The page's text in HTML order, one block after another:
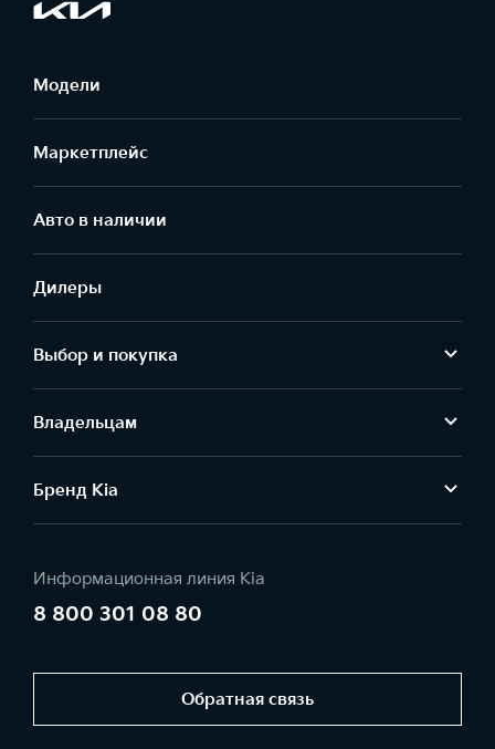
Модели
Маркетплейс
Aвто в наличии
Дилеры
Выбор и покупка
Владельцам
Бренд Kia
Информационная линия Kia
8 800 301 08 80
Обратная связь